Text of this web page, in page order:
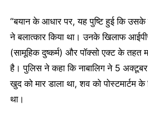
“बयान के आधार पर, यह पुष्टि हुई कि उसके
ने बलात्कार किया था। उनके खिलाफ
(सामूहिक दुष्कर्म) और पॉक्सो एक्ट के तहत
है। पुलिस ने कहा कि नाबालिग ने 5
खुद को मार डाला था, शव को पोस्टमार्टम के
था।